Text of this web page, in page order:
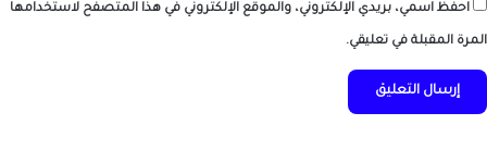
احفظ اسمي، بريدي الإلكتروني، والموقع الإلكتروني في هذا المتصفح لاستخدامها
المرة المقبلة في تعليقي.